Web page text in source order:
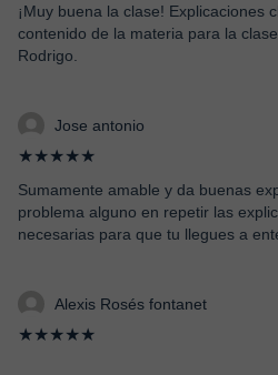
¡Muy buena la clase! Explicaciones
contenido de la materia para la
Rodrigo.
Jose antonio
★★★★★
Sumamente amable y da buenas
problema alguno en repetir las
necesarias para que tu llegues a
Alexis Rosés fontanet
★★★★★